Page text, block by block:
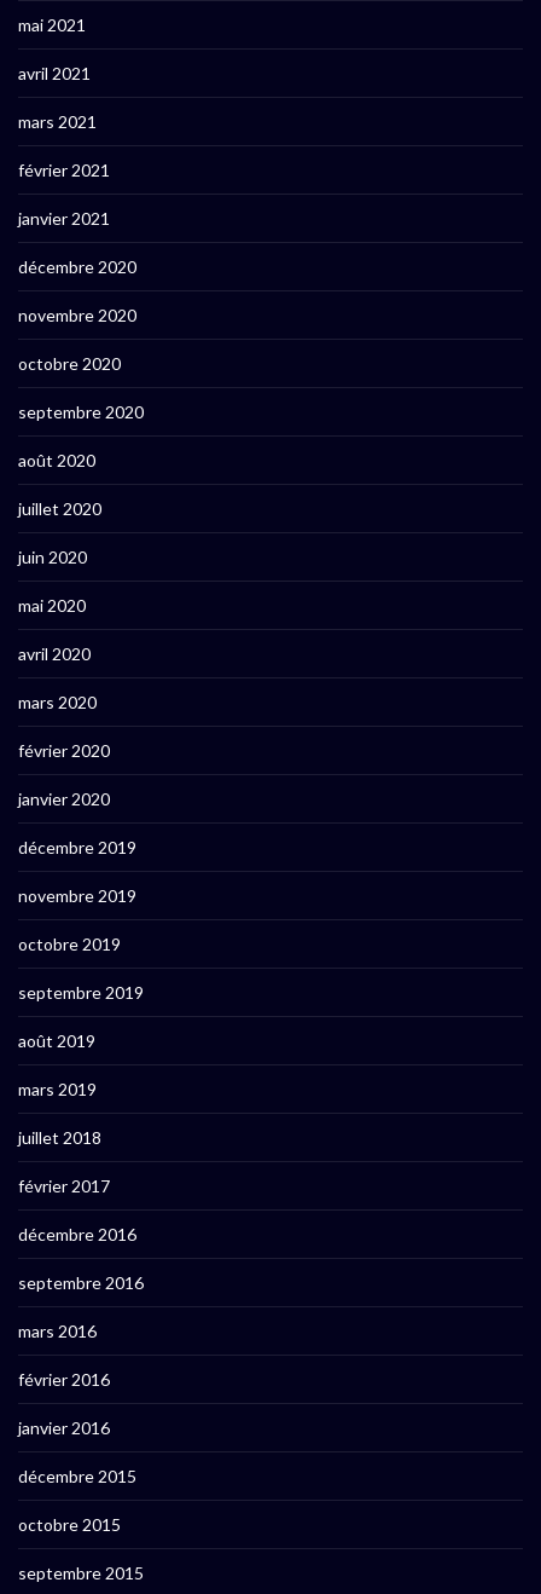
mai 2021
avril 2021
mars 2021
février 2021
janvier 2021
décembre 2020
novembre 2020
octobre 2020
septembre 2020
août 2020
juillet 2020
juin 2020
mai 2020
avril 2020
mars 2020
février 2020
janvier 2020
décembre 2019
novembre 2019
octobre 2019
septembre 2019
août 2019
mars 2019
juillet 2018
février 2017
décembre 2016
septembre 2016
mars 2016
février 2016
janvier 2016
décembre 2015
octobre 2015
septembre 2015